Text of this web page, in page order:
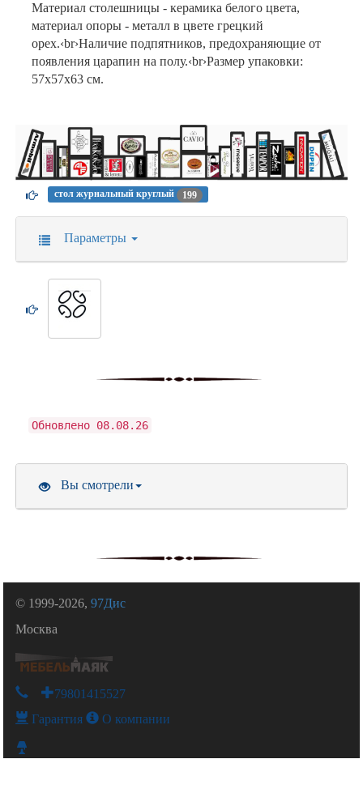
Материал столешницы - керамика белого цвета,
материал опоры - металл в цвете грецкий
орех.‹br›Наличие подпятников, предохраняющие от
появления царапин на полу.‹br›Размер упаковки:
57х57х63 см.
стол журнальный круглый 199
Параметры
Обновлено 08.08.26
Вы смотрели
© 1999-2026,97Дис
Москва
+79801415527
Гарантия О компании